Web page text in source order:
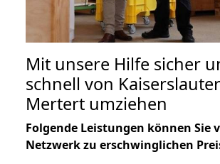
Mit unsere Hilfe sicher
schnell von
Mertert umziehen
Folgende Leistungen können Sie
Netzwerk zu erschwinglichen